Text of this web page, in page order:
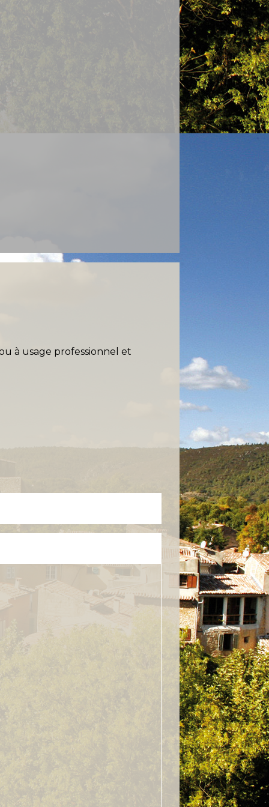
à usage professionnel et